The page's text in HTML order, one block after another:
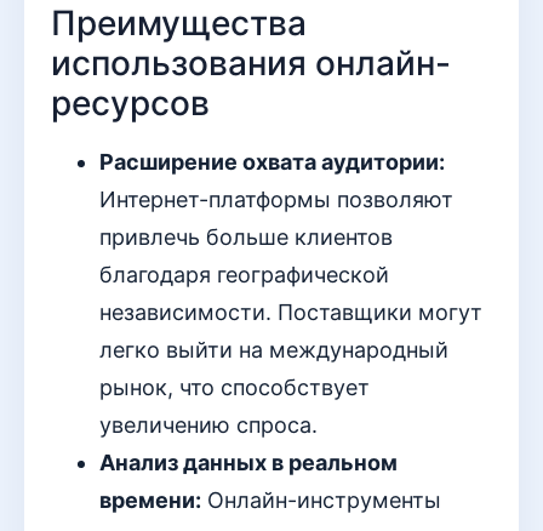
Преимущества
использования онлайн-
ресурсов
Расширение охвата аудитории:
Интернет-платформы позволяют
привлечь больше клиентов
благодаря географической
независимости. Поставщики могут
легко выйти на международный
рынок, что способствует
увеличению спроса.
Анализ данных в реальном
времени: Онлайн-инструменты